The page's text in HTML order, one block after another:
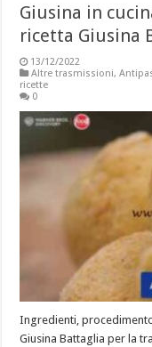
Giusina in
ricetta Giusina
13/12/2022
Altre trasmissioni,
ricette
0
Ingredienti,
Giusina Battaglia per la